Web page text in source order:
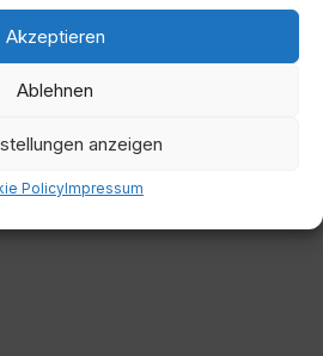
Akzeptieren
Ablehnen
anzeigen
PolicyImpressum